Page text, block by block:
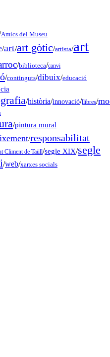
Amics del Museu
/art/art gòtic/artista/art
/biblioteca/canvi
/continguts/dibuix/educació
/història/innovació/llibres/
/pintura mural
/responsabilitat
Climent de Taüll/segle XIX/segle
/web/xarxes socials